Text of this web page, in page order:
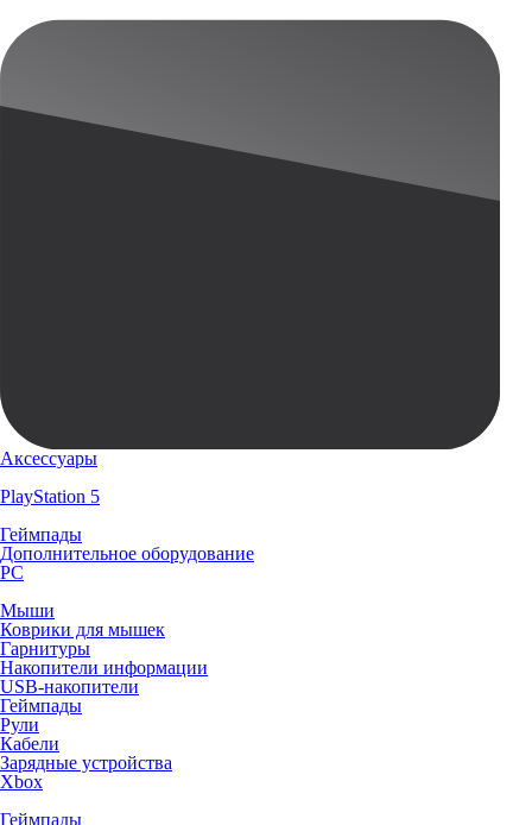
Аксессуары
PlayStation 5
Геймпады
Дополнительное оборудование
PC
Мыши
Коврики для мышек
Гарнитуры
Накопители информации
USB-накопители
Геймпады
Рули
Кабели
Зарядные устройства
Xbox
Геймпады